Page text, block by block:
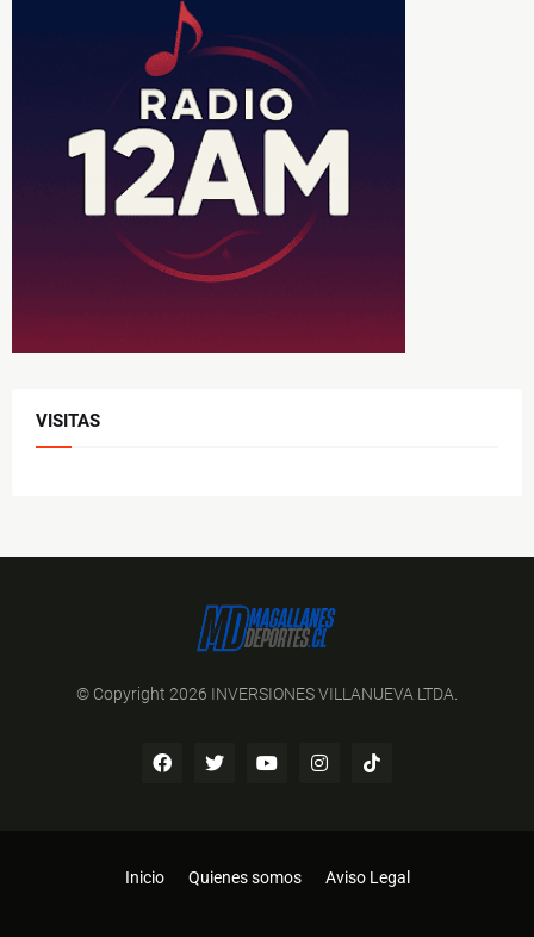
VISITAS
© Copyright 2026 INVERSIONES VILLANUEVA LTDA.
Inicio Quienes somos Aviso Legal